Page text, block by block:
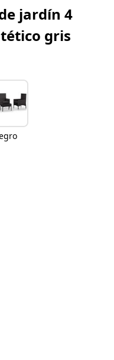
jardín 4
gris